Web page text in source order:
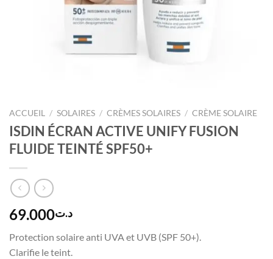
ACCUEIL / SOLAIRES / CRÈMES SOLAIRES / CRÈME SOLAIRE
ISDIN ÉCRAN ACTIVE UNIFY FUSION
FLUIDE TEINTÉ SPF50+
د.ت69.000
Protection solaire anti UVA et UVB (SPF 50+).
Clarifie le teint.